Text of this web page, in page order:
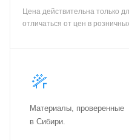
Цена действительна только
отличаться от цен в
Материалы, проверенные
в Сибири.